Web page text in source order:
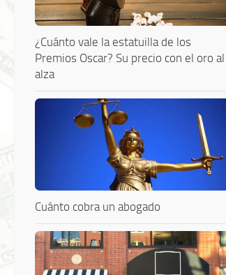
¿Cuánto vale la estatuilla de los
Premios Oscar? Su precio con el oro al
alza
Cuánto cobra un abogado